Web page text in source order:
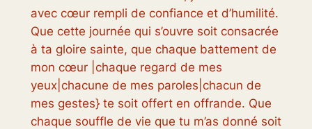
avec cœur rempli de confiance et d’humilité.
Que cette journée qui s’ouvre soit consacrée
à ta gloire sainte, que chaque battement de
mon cœur |chaque regard de mes
yeux|chacune de mes paroles|chacun de
mes gestes} te soit offert en offrande. Que
chaque souffle de vie que tu m’as donné soit